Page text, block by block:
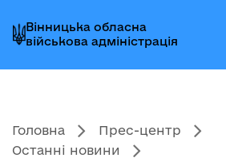
до
головного
меню
до
головного
вмісту
до
головного
колонтитула
Вінницька обласна
військова адміністрація
Головна
Прес-центр
Останні новини